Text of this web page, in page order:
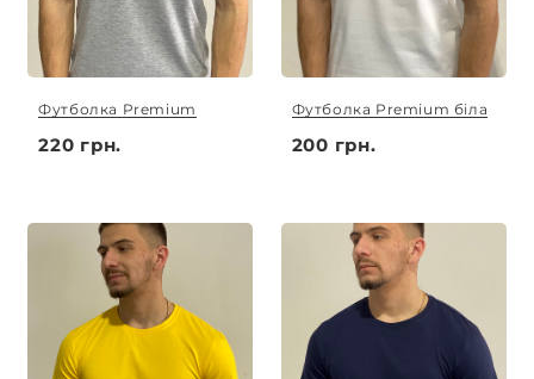
Футболка Premium
220 грн.
Футболка Premium біла
200 грн.